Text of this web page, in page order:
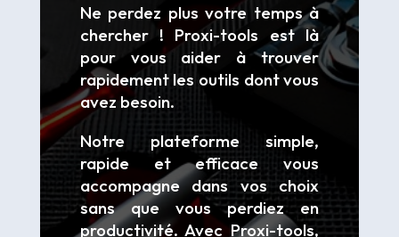
Ne perdez plus votre temps à
chercher ! Proxi-tools est là
pour vous aider à trouver
rapidement les outils dont vous
avez besoin.
Notre plateforme simple,
rapide et efficace vous
accompagne dans vos choix
sans que vous perdiez en
productivité. Avec Proxi-tools,